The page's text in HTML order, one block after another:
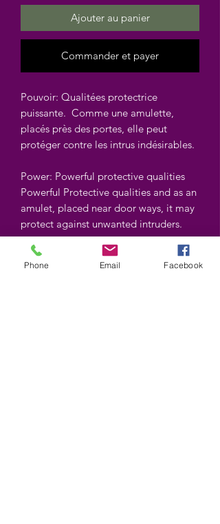
Ajouter au panier
Commander et payer
Pouvoir: Qualitées protectrice
puissante. Comme une amulette,
placés près des portes, elle peut
protéger contre les intrus indésirables.
Power: Powerful protective qualities
Powerful Protective qualities and as an
amulet, placed near door ways, it may
protect against unwanted intruders.
Contient : 10 gr.
Contains : 10 gr.
Phone Email Facebook